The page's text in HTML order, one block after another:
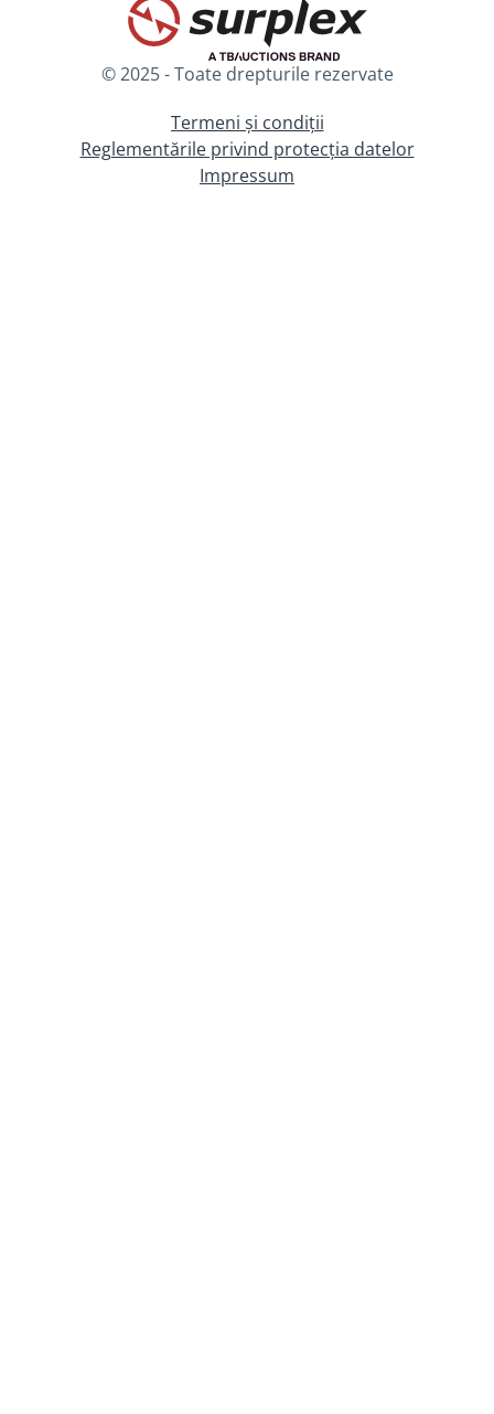
© 2025 - Toate drepturile rezervate
Termeni și condiții
Reglementările privind protecția datelor
Impressum